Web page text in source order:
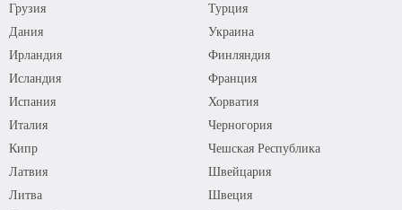
Грузия
Дания
Ирландия
Исландия
Испания
Италия
Кипр
Латвия
Литва
Турция
Украина
Финляндия
Франция
Хорватия
Черногория
Чешская Республика
Швейцария
Швеция